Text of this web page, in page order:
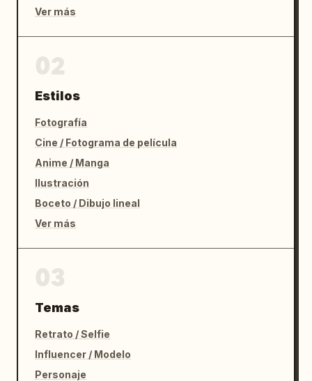
Ver más
Estilos
Fotografía
Cine / Fotograma de película
Anime / Manga
Ilustración
Boceto / Dibujo lineal
Ver más
Temas
Retrato / Selfie
Influencer / Modelo
Personaje